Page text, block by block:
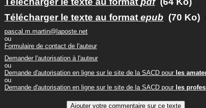
Télécharger le texte au format epub (70 Ko)
pascal.m.martin@laposte.net
ou
Formulaire de contact de l'auteur
Demander l'autorisation à l'auteur
ou
Demande d'autorisation en ligne sur le site de la SACD pour les
ou
Demande d'autorisation en ligne sur le site de la SACD pour les